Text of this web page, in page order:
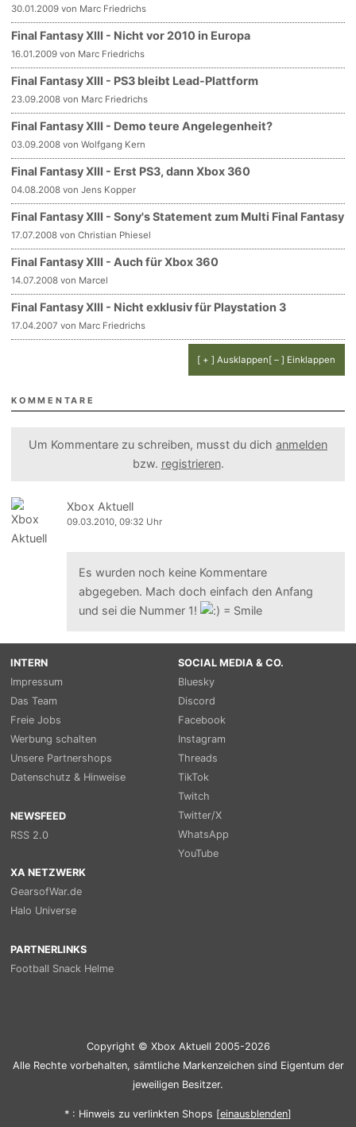
30.01.2009 von Marc Friedrichs
Final Fantasy XIII - Nicht vor 2010 in Europa
16.01.2009 von Marc Friedrichs
Final Fantasy XIII - PS3 bleibt Lead-Plattform
23.09.2008 von Marc Friedrichs
Final Fantasy XIII - Demo teure Angelegenheit?
03.09.2008 von Wolfgang Kern
Final Fantasy XIII - Erst PS3, dann Xbox 360
04.08.2008 von Jens Kopper
Final Fantasy XIII - Sony's Statement zum Multi Final Fantasy
17.07.2008 von Christian Phiesel
Final Fantasy XIII - Auch für Xbox 360
14.07.2008 von Marcel
Final Fantasy XIII - Nicht exklusiv für Playstation 3
17.04.2007 von Marc Friedrichs
[ + ] Ausklappen[ – ] Einklappen
KOMMENTARE
Um Kommentare zu schreiben, musst du dich anmelden
bzw. registrieren.
Xbox Aktuell
09.03.2010, 09:32 Uhr
Es wurden noch keine Kommentare
abgegeben. Mach doch einfach den Anfang
und sei die Nummer 1!
INTERN
Impressum
Das Team
Freie Jobs
Werbung schalten
Unsere Partnershops
Datenschutz & Hinweise
NEWSFEED
RSS 2.0
SOCIAL MEDIA & CO.
Bluesky
Discord
Facebook
Instagram
Threads
TikTok
Twitch
Twitter/X
WhatsApp
YouTube
XA NETZWERK
GearsofWar.de
Halo Universe
PARTNERLINKS
Football Snack Helme
Copyright © Xbox Aktuell 2005-2026
Alle Rechte vorbehalten, sämtliche Markenzeichen sind Eigentum der
jeweiligen Besitzer.
* : Hinweis zu verlinkten Shops [einausblenden]